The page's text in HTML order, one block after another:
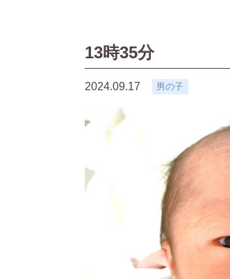
13時35分
2024.09.17 男の子